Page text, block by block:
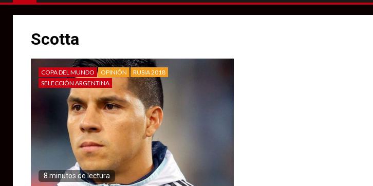
Scotta
COPA DEL MUNDO OPINIÓN
RUSIA 2018
SELECCIÓN ARGENTINA
8 minutos de lectura